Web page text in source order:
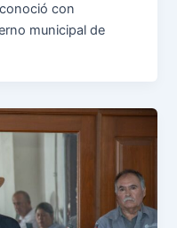
con
municipal de